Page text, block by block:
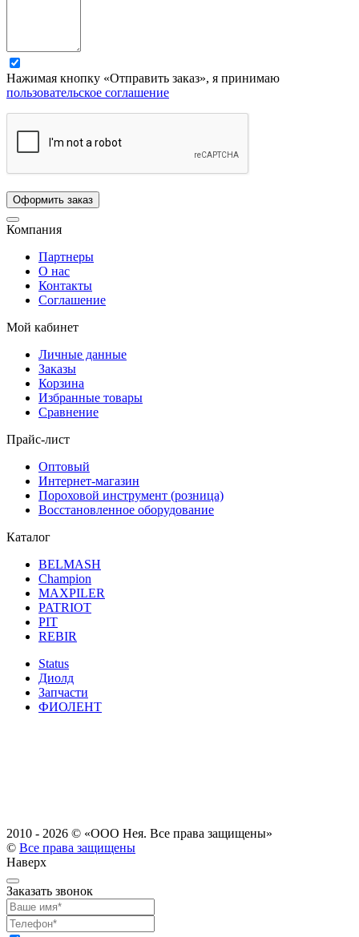
Нажимая кнопку «Отправить заказ», я принимаю
пользовательское соглашение
Компания
Партнеры
О нас
Контакты
Соглашение
Мой кабинет
Личные данные
Заказы
Корзина
Избранные товары
Сравнение
Прайс-лист
Оптовый
Интернет-магазин
Пороховой инструмент (розница)
Восстановленное оборудование
Каталог
BELMASH
Champion
MAXPILER
PATRIOT
PIT
REBIR
Status
Диолд
Запчасти
ФИОЛЕНТ
2010 - 2026 © «ООО Нея. Все права защищены»
© Все права защищены
Наверх
Заказать звонок